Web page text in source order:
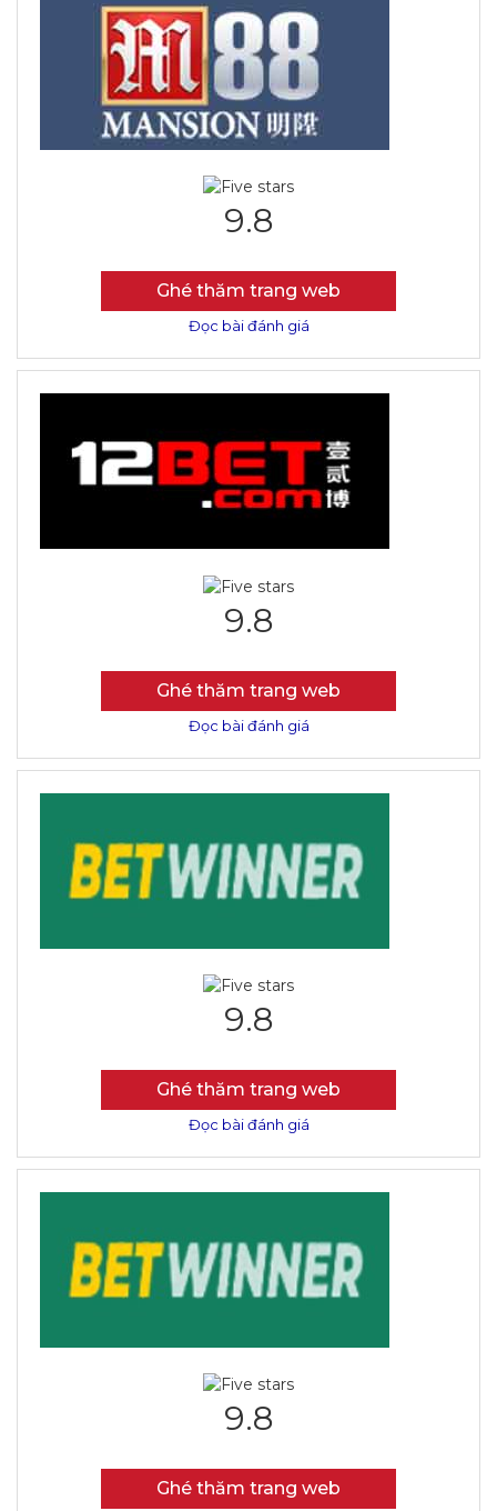
9.8
Ghé thăm trang web
Đọc bài đánh giá
9.8
Ghé thăm trang web
Đọc bài đánh giá
9.8
Ghé thăm trang web
Đọc bài đánh giá
9.8
Ghé thăm trang web